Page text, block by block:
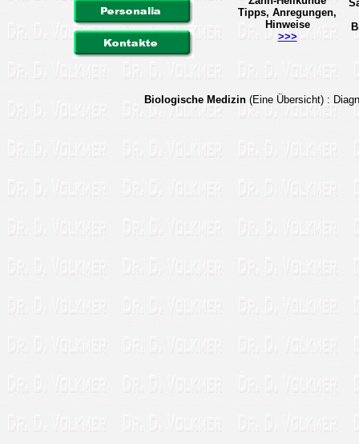
Tipps, Anregungen,
Hinweise
>>>
Biologische Medizin (Eine Übersicht) :